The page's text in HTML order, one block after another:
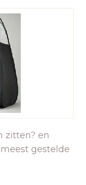
zitten? en
gestelde